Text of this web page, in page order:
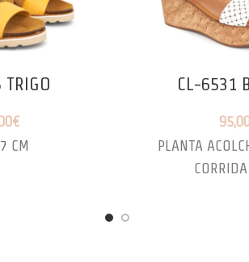
€
CM
CL-6531
PLANTA